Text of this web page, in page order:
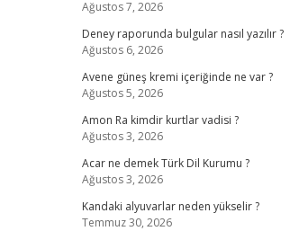
Ağustos 7, 2026
Deney raporunda bulgular nasıl yazılır ?
Ağustos 6, 2026
Avene güneş kremi içeriğinde ne var ?
Ağustos 5, 2026
Amon Ra kimdir kurtlar vadisi ?
Ağustos 3, 2026
Acar ne demek Türk Dil Kurumu ?
Ağustos 3, 2026
Kandaki alyuvarlar neden yükselir ?
Temmuz 30, 2026